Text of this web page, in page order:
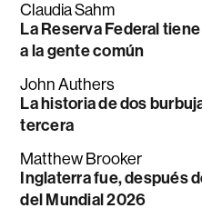
Claudia Sahm
La Reserva Federal
a la gente común
John Authers
La historia de dos
tercera
Matthew Brooker
Inglaterra fue, después
del Mundial 2026